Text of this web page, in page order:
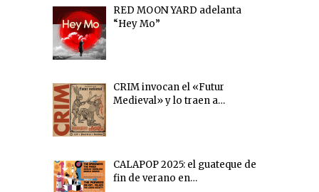
RED MOON YARD adelanta
“Hey Mo”
CRIM invocan el «Futur
Medieval» y lo traen a…
CALAPOP 2025: el guateque de
fin de verano en…